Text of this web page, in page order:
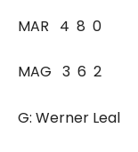
MAR 4 8 0
MAG 3 6 2
G: Werner Leal